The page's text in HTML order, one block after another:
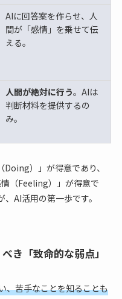
AIに回答案を作らせ、人
間が「感情」を乗せて伝
える。
人間が絶対に行う。AIは
判断材料を提供するの
み。
）」が得意であり、
（Feeling）」が得意で
AI活用の第一歩です。
き「致命的な弱点」
、苦手なことを知ることも